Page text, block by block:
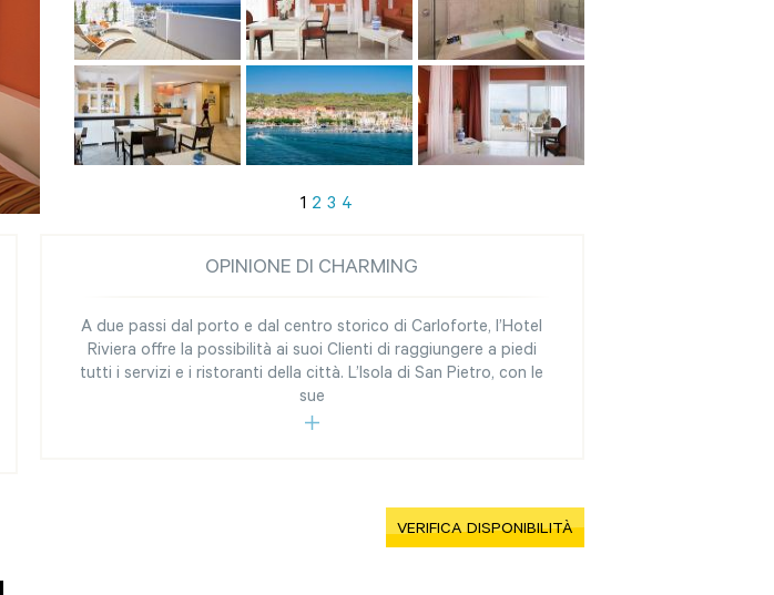
1 2 3 4
OPINIONE DI CHARMING
A due passi dal porto e dal centro storico di Carloforte, l’Hotel
Riviera offre la possibilità ai suoi Clienti di raggiungere a piedi
tutti i servizi e i ristoranti della città. L’Isola di San Pietro, con le
sue
VERIFICA DISPONIBILITÀ